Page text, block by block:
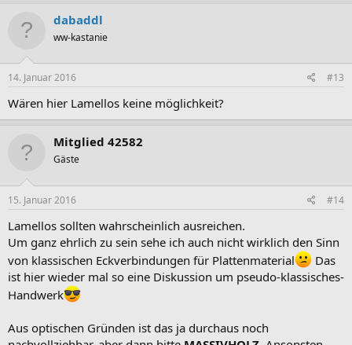
dabaddl
ww-kastanie
14. Januar 2016 #13
Wären hier Lamellos keine möglichkeit?
Mitglied 42582
Gäste
15. Januar 2016 #14
Lamellos sollten wahrscheinlich ausreichen.
Um ganz ehrlich zu sein sehe ich auch nicht wirklich den Sinn
von klassischen Eckverbindungen für Plattenmaterial
Das
ist hier wieder mal so eine Diskussion um pseudo-klassisches-
Handwerk
Aus optischen Gründen ist das ja durchaus noch